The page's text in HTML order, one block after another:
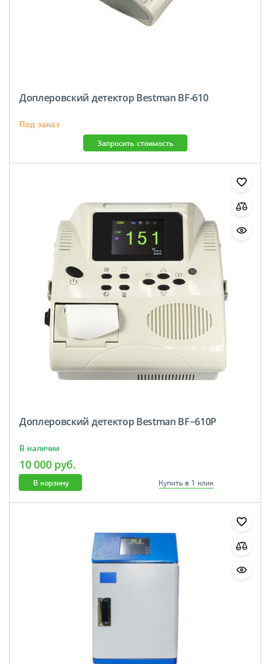
Доплеровский детектор Bestman BF-610
Под заказ
Запросить стоимость
Доплеровский детектор Bestman BF−610P
В наличии
10 000 руб.
В корзину Купить в 1 клик